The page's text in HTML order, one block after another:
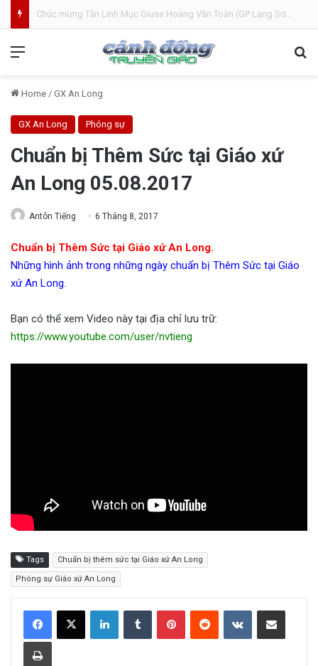
Bánh Mì Sáng | Thứ Tư 05.08 | Cung hiến thánh đường Đức Maria
Home / GX An Long
GX An Long Phóng sự
Chuẩn bị Thêm Sức tại Giáo xứ
An Long 05.08.2017
Antôn Tiếng 6 Tháng 8, 2017
Chuẩn bị Thêm Sức tại Giáo xứ An Long.
Những hình ảnh trong những ngày chuẩn bị Thêm Sức tại Giáo
xứ An Long.
Bạn có thể xem Video này tại địa chỉ lưu trữ:
https://www.youtube.com/user/nvtieng
Tags Chuẩn bị thêm sức tại Giáo xứ An Long
Phóng sự Giáo xứ An Long